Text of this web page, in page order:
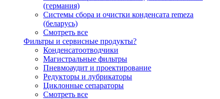
(германия)
Системы сбора и очистки конденсата remeza
(беларусь)
Смотреть все
Фильтры и сервисные продукты?
Конденсатоотводчики
Магистральные фильтры
Пневмоаудит и проектирование
Редукторы и лубрикаторы
Циклонные сепараторы
Смотреть все